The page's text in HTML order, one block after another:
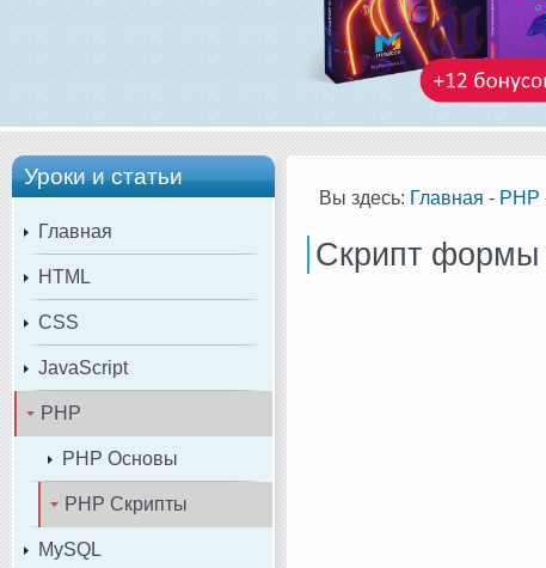
Уроки и статьи
Главная
HTML
CSS
JavaScript
PHP
PHP Основы
PHP Скрипты
MySQL
Вы здесь: Главная - PHP
Скрипт формы